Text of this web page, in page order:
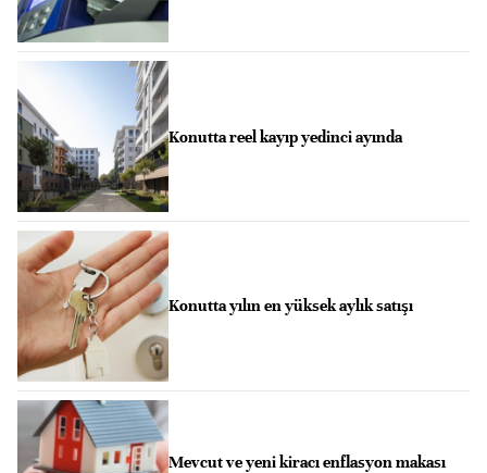
Konutta reel kayıp yedinci ayında
Konutta yılın en yüksek aylık satışı
Mevcut ve yeni kiracı enflasyon makası